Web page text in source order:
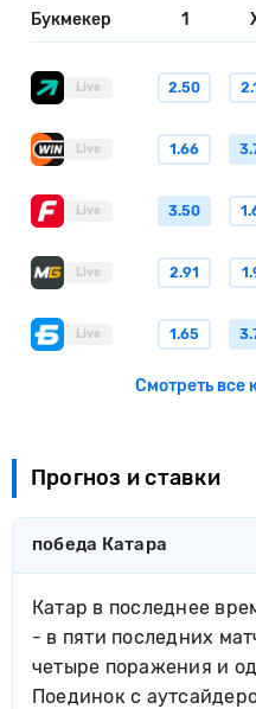
Букмекер 1
Live 2.50
Live 1.66
Live 3.50
Live 2.91
Live 1.65
Смотреть
Прогноз и ставки
победа Катара
Катар в последнее
- в пяти последних
четыре поражения и
Поединок с